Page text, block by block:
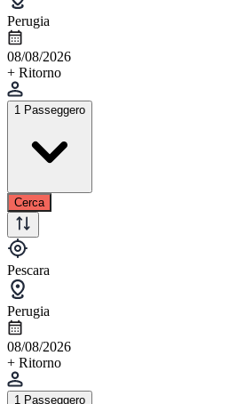
Perugia
08/08/2026
+ Ritorno
1 Passeggero
Cerca
Pescara
Perugia
08/08/2026
+ Ritorno
1 Passeggero